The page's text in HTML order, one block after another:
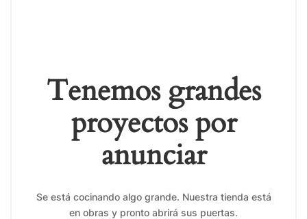
Tenemos grandes
proyectos por
anunciar
Se está cocinando algo grande. Nuestra tienda está
en obras y pronto abrirá sus puertas.